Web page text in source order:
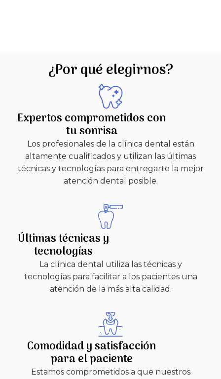
¿Por qué elegirnos?
Expertos comprometidos con
tu sonrisa
Los profesionales de la clínica dental están
altamente cualificados y utilizan las últimas
técnicas y tecnologías para entregarte la mejor
atención dental posible.
Últimas técnicas y
tecnologías
La clínica dental utiliza las técnicas y
tecnologías para facilitar a los pacientes una
atención de la más alta calidad.
Comodidad y satisfacción
para el paciente
Estamos comprometidos a que nuestros